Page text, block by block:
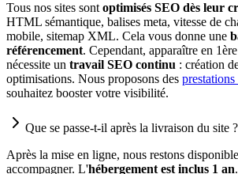
Tous nos sites sont optimisés SEO dès leur
HTML sémantique, balises meta, vitesse de
mobile, sitemap XML. Cela vous donne une
référencement. Cependant, apparaître en
nécessite un travail SEO continu : création
optimisations. Nous proposons des
souhaitez booster votre visibilité.
Que se passe-t-il après la livraison du site ?
Après la mise en ligne, nous restons
accompagner. L'hébergement est inclus 1 an